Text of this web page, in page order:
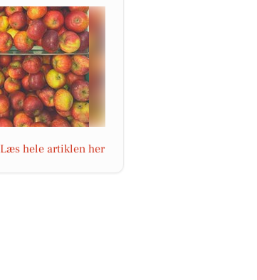
Læs hele artiklen her